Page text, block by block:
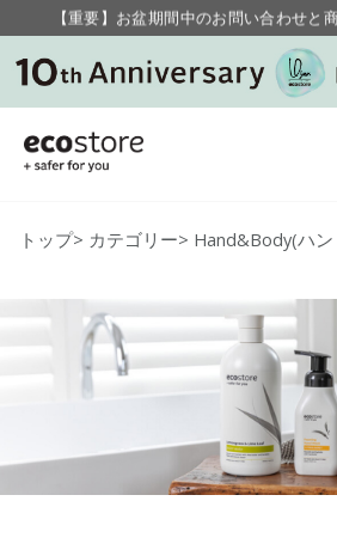
【重要】お盆期間中のお問い合わせと
毎月お得にポイントが貯まる！ “月の
トップ> カテゴリー> Hand&Body(ハ